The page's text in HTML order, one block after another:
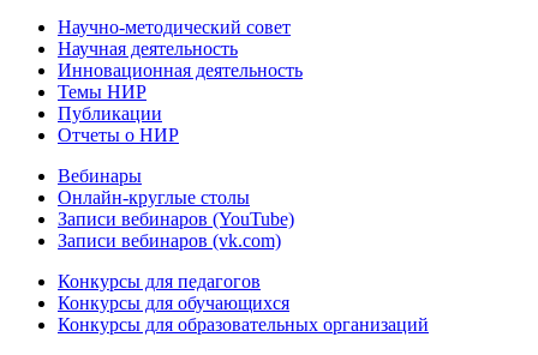
Научно-методический совет
Научная деятельность
Инновационная деятельность
Темы НИР
Публикации
Отчеты о НИР
Вебинары
Онлайн-круглые столы
Записи вебинаров (YouTube)
Записи вебинаров (vk.com)
Конкурсы для педагогов
Конкурсы для обучающихся
Конкурсы для образовательных организаций